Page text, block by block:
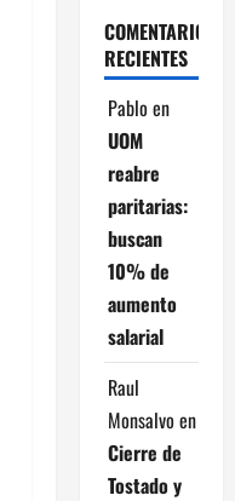
COMENTARIOS
RECIENTES
Pablo en
UOM
reabre
paritarias:
buscan
10% de
aumento
salarial
Raul
Monsalvo en
Cierre de
Tostado y